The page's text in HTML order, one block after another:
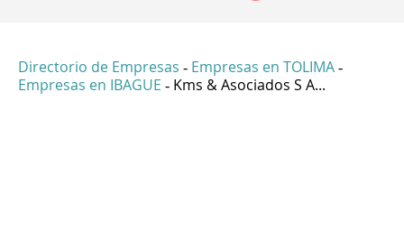
Directorio de Empresas - Empresas en TOLIMA -
Empresas en IBAGUE - Kms & Asociados S A...